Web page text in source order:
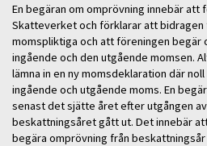
En begäran om omprövning innebär att
Skatteverket och förklarar att bidragen
momspliktiga och att föreningen begär
ingående och den utgående momsen.
lämna in en ny momsdeklaration där
ingående och utgående moms. En
senast det sjätte året efter utgången
beskattningsåret gått ut. Det innebär
begära omprövning från beskattningsår